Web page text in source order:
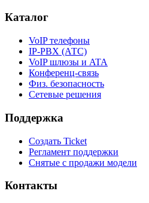
Каталог
VoIP телефоны
IP-PBX (АТС)
VoIP шлюзы и ATA
Конференц-связь
Физ. безопасность
Сетевые решения
Поддержка
Создать Ticket
Регламент поддержки
Снятые с продажи модели
Контакты